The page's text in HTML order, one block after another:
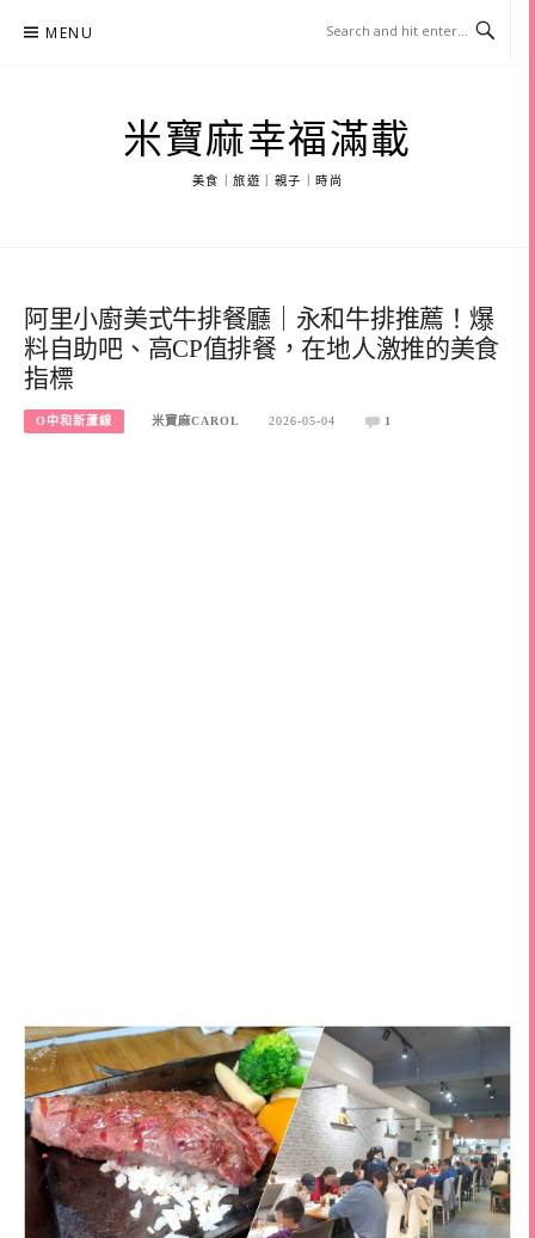
MENU
米寶麻幸福滿載
美食｜旅遊｜親子｜時尚
阿里小廚美式牛排餐廳｜永和牛排推薦！爆
料自助吧、高CP值排餐，在地人激推的美食
指標
O中和新蘆線 米寶麻CAROL 2026-05-04 1